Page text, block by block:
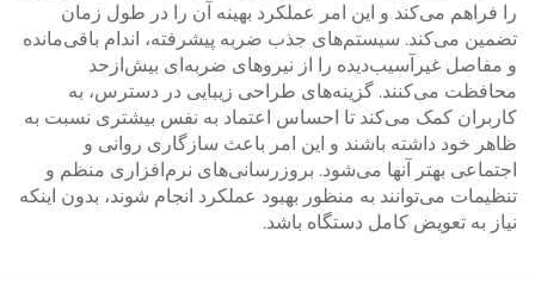
را فراهم می‌کند و این امر عملکرد بهینه آن را در طول زمان
تضمین می‌کند. سیستم‌های جذب ضربه پیشرفته، اندام باقی‌مانده
و مفاصل غیرآسیب‌دیده را از نیروهای ضربه‌ای بیش‌ازحد
محافظت می‌کنند. گزینه‌های طراحی زیبایی در دسترس، به
کاربران کمک می‌کند تا احساس اعتماد به نفس بیشتری نسبت به
ظاهر خود داشته باشند و این امر باعث سازگاری روانی و
اجتماعی بهتر آنها می‌شود. بروزرسانی‌های نرم‌افزاری منظم و
تنظیمات می‌توانند به منظور بهبود عملکرد انجام شوند، بدون اینکه
نیاز به تعویض کامل دستگاه باشد.